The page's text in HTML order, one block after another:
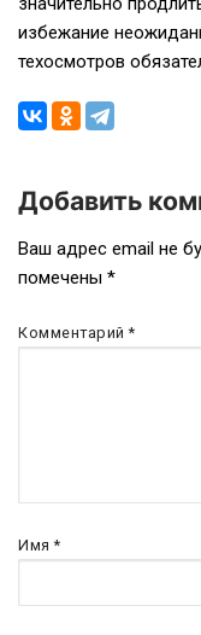
избежание
техосмотров
Навигация
по
записям
Добавить
Ваш адрес email не
помечены *
Комментарий*
Имя*